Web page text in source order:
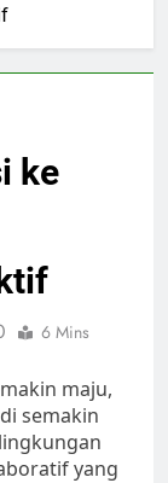
ke
6 Mins
maju,
semakin
yang